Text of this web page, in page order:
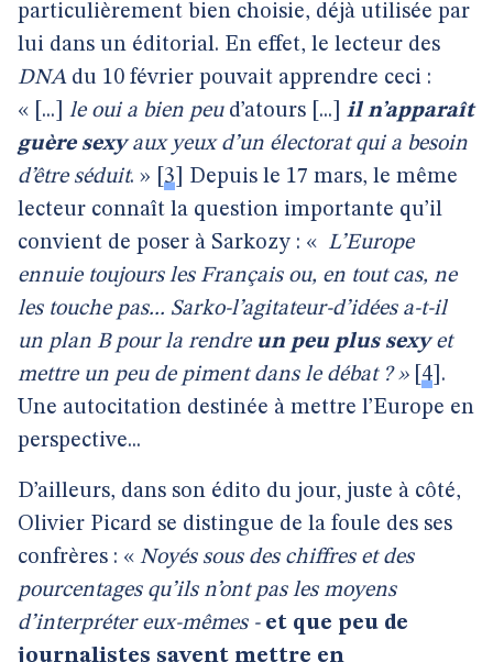
particulièrement bien choisie, déjà utilisée par
lui dans un éditorial. En effet, le lecteur des
DNAdu 10 février pouvait apprendre ceci :
« [...] le oui a bien peu d’atours [...] il n’apparaît
guère sexyaux yeux d’un électorat qui a besoin
d’être séduit. » 3
Depuis le 17 mars, le même
lecteur connaît la question importante qu’il
convient de poser à Sarkozy : « L’Europe
ennuie toujours les Français ou, en tout cas, ne
les touche pas... Sarko-l’agitateur-d’idées a-t-il
un plan B pour la rendre un peu plus sexy et
mettre un peu de piment dans le débat ? »[ 4 .
Une autocitation destinée à mettre l’Europe en
perspective...
D’ailleurs, dans son édito du jour, juste à côté,
Olivier Picard se distingue de la foule des ses
confrères : « Noyés sous des chiffres et des
pourcentages qu’ils n’ont pas les moyens
d’interpréter eux-mêmes -et que peu de
journalistes savent mettre en